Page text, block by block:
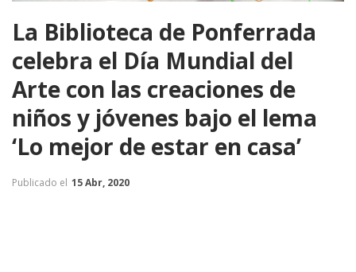
La Biblioteca de Ponferrada
celebra el Día Mundial del
Arte con las creaciones de
niños y jóvenes bajo el lema
‘Lo mejor de estar en casa’
Publicado el 15 Abr, 2020